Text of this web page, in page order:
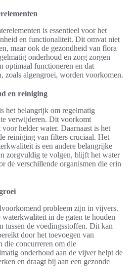
is essentieel voor het
en functionaliteit. Dit omvat niet
maar ook de gezondheid van flora
onderhoud en zorg zorgen
optimaal functioneren en dat
zoals algengroei, worden voorkomen.
en reiniging
het belangrijk om regelmatig
verwijderen. Dit voorkomt
helder water. Daarnaast is het
reiniging van filters cruciaal. Het
is een andere belangrijke
zorgvuldig te volgen, blijft het water
de verschillende organismen die erin
probleem zijn in vijvers.
waterkwaliteit in de gaten te houden
tussen de voedingsstoffen. Dit kan
door het toevoegen van
die concurreren om die
onderhoud aan de vijver helpt de
en draagt bij aan een gezonde